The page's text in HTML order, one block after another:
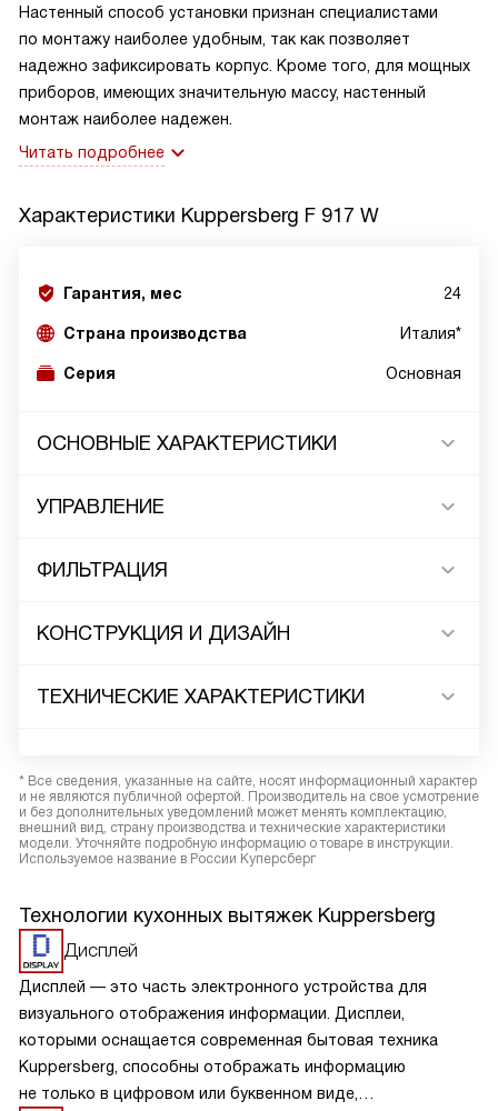
Настенный способ установки признан специалистами
по монтажу наиболее удобным, так как позволяет
надежно зафиксировать корпус. Кроме того, для мощных
приборов, имеющих значительную массу, настенный
монтаж наиболее надежен.
Читать подробнее
Характеристики Kuppersberg F 917 W
Гарантия, мес 24
Страна производства Италия*
Серия Основная
ОСНОВНЫЕ ХАРАКТЕРИСТИКИ
УПРАВЛЕНИЕ
ФИЛЬТРАЦИЯ
КОНСТРУКЦИЯ И ДИЗАЙН
ТЕХНИЧЕСКИЕ ХАРАКТЕРИСТИКИ
* Все сведения, указанные на сайте, носят информационный характер
и не являются публичной офертой. Производитель на свое усмотрение
и без дополнительных уведомлений может менять комплектацию,
внешний вид, страну производства и технические характеристики
модели. Уточняйте подробную информацию о товаре в инструкции.
Используемое название в России Куперсберг
Технологии кухонных вытяжек Kuppersberg
Дисплей
Дисплей — это часть электронного устройства для
визуального отображения информации. Дисплеи,
которыми оснащается современная бытовая техника
Kuppersberg, способны отображать информацию
не только в цифровом или буквенном виде,